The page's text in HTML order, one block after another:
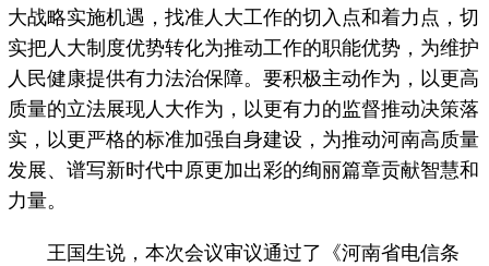
大战略实施机遇，找准人大工作的切入点和着力点，切
实把人大制度优势转化为推动工作的职能优势，为维护
人民健康提供有力法治保障。要积极主动作为，以更高
质量的立法展现人大作为，以更有力的监督推动决策落
实，以更严格的标准加强自身建设，为推动河南高质量
发展、谱写新时代中原更加出彩的绚丽篇章贡献智慧和
力量。
王国生说，本次会议审议通过了《河南省电信条